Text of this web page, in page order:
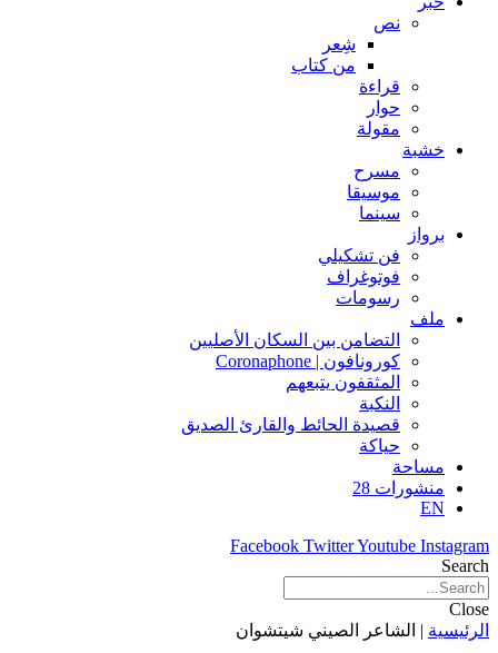
نص
شِعر
من كتاب
قراءة
حوار
مقولة
خشبة
مسرح
موسيقا
سينما
برواز
فن تشكيلي
فوتوغراف
رسومات
ملف
التضامن بين السكان الأصليين
كورونافون | Coronaphone
المثقفون يتبعهم
النكبة
قصيدة الحائط والقارئ الصديق
حياكة
مساحة
منشورات 28
EN
Facebook TwitterYoutube Instagram
Search
Close
الرئيسية | الشاعر الصيني شيتشوان